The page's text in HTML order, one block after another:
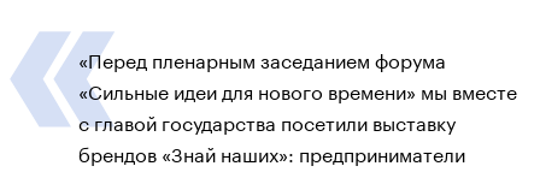
«Перед пленарным заседанием форума
«Сильные идеи для нового времени» мы вместе
с главой государства посетили выставку
брендов «Знай наших»: предприниматели